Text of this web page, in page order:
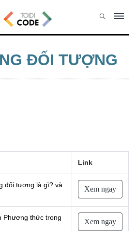
ĐỐI TƯỢNG
Link
đối tượng là gì? và
Xem ngay
Phương thức trong
Xem ngay